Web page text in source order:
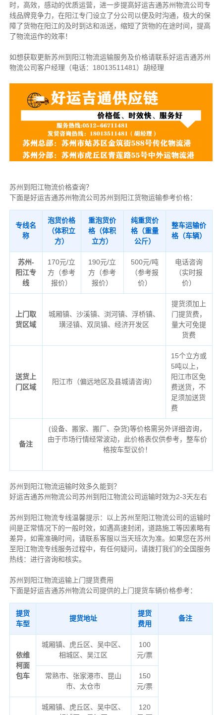
时，高效，感动的优质运营，进一步提高好运吉通苏州物流公司专
线品牌竞争力，在阳江专门设立了分公司以便及时沟通，极大的保
障了货物在阳江的及时到达和派送，缩短了货物的在途时间，提高
了物流运作的效率！
如想获取更新苏州到阳江物流运输服务及价格请联系好运吉通苏州
物流公司客户经理（电话：18013511481 ）胡经理
苏州到阳江物流价格查询？
下面是好运吉通苏州物流公司苏州到阳江货物运输参考价格：
专线名
称
泡货价格
（体积立
方）
重泡货价
格（体积
立方）
纯重货价
格（重量
公斤）
整车运输价
格（车辆）
苏州-
阳江专
线
170元/立
方（参考
报价）
190元/立
方（参考
报价）
500元/吨
（参考报
价）
电话咨询
（实时报
价）
上门取
货区域
城厢镇、沙溪镇、浏河镇、浮桥镇、
璜泾镇、双凤镇、经济开发区
提货须加上
门提货费，
量大可免提
货费
送货上
门区域
阳江市（偏远地区及县城请咨询）
15个立方或
5吨以上，
阳江市区免
费送货，不
足须加送货
费
备注
(设备、搬家、搬厂、杂货)等价格需另外详细咨询，
由于市场行情经常波动，此价格表仅供参考，整车价
格按车型议价！
苏州到阳江物流运输时效多久能到？
好运吉通苏州物流公司苏州到阳江物流公司运输时效为2-3天左右
苏州到阳江物流专线温馨提示：以上苏州至阳江物流公司的运输时
间是正常情况下的一般时效，如遇高速封闭，道路施工等因素略有
差异，如需准确时间，请联系客服以当天班次为准。如果您在苏州
至阳江物流专线服务过程中，有任何疑问，请拨打我们的全国服务
热线：进行咨询和核实。
苏州到阳江物流运输上门提货费用
下面是好运吉通苏州物流公司提供的上门提货车辆价格参考：
提货
车型
提货地址
提货
费用
备注
依维
柯面
包车
城厢镇、虎丘区、吴中区、
相城区、吴江区
100
元/票
常熟市、张家港市、昆山
市、太仓市
150
元/票
城厢镇、虎丘区、吴中区、
120